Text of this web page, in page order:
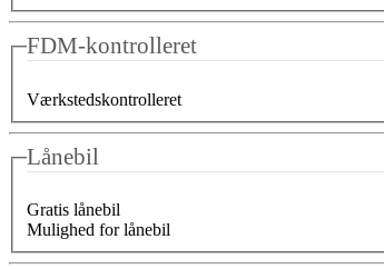
FDM-kontrolleret
Værkstedskontrolleret
Lånebil
Gratis lånebil
Mulighed for lånebil